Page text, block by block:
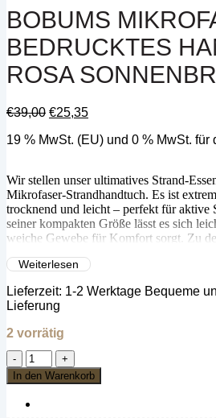
BOBUMS
BEDRUCKTES
ROSA
€39,00 Ursprünglicher
war:
€25,35Aktueller
ist:
19 % MwSt. (EU) und 0 % MwSt. für
Wir stellen unser ultimatives Strand-
Mikrofaser-Strandhandtuch. Es ist
trocknend und leicht – perfekt für aktive
seiner kompakten Größe lässt es sich
weiche Gewebe für Komfort sorgt. Zu
Autositzen und zur Aufbewahrung von
Maschinenwaschbarkeit. Es besteht aus
Polyamid und ist zu 100% recycelt.
Luxus mit unserem Premium-Handtuch!
Weiterlesen
Lieferzeit: 1-2 Werktage Bequeme
Lieferung
2 vorrätig
Bobums
Mikrofaser
XL
Bedrucktes
In den Warenkorb